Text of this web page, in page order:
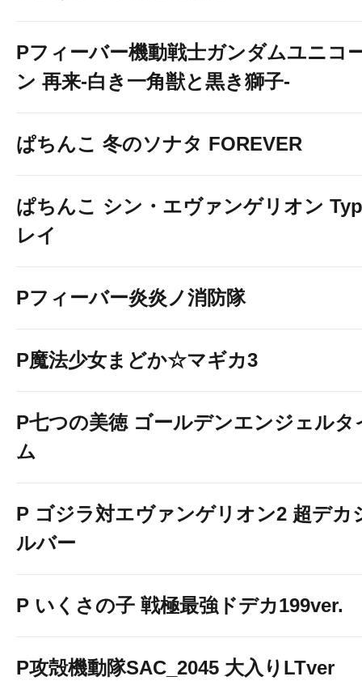
Pフィーバー機動戦士ガンダムユニコ
ン 再来-白き一角獣と黒き獅子-
ぱちんこ 冬のソナタ FOREVER
ぱちんこ シン・エヴァンゲリオン
レイ
Pフィーバー炎炎ノ消防隊
P魔法少女まどか☆マギカ3
P七つの美徳 ゴールデンエンジェルタ
ム
P ゴジラ対エヴァンゲリオン2 超デカ
ルバー
P いくさの子 戦極最強ドデカ199ver.
P攻殻機動隊SAC_2045 大入りLTver